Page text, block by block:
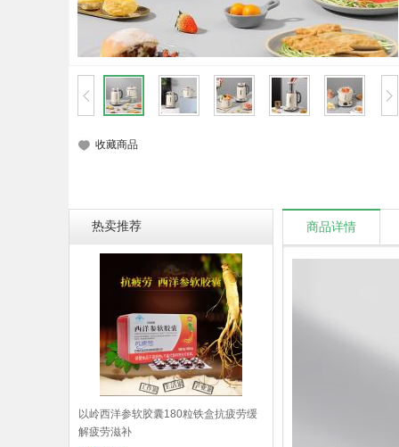
收藏商品
热卖推荐
以岭西洋参软胶囊180粒铁盒抗疲劳缓
解疲劳滋补
商品详情